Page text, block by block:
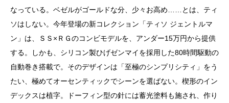
なっている。ベゼルがゴールドな分、少々お高め……とは、ティ
ソはしない。今年登場の新コレクション「ティソ ジェントルマ
ン」は、ＳＳ×ＲＧのコンビモデルを、アンダー15万円から提供
する。しかも、シリコン製ひげゼンマイを採用した80時間駆動の
自動巻き搭載で。そのデザインは「至極のシンプリシティ」をう
たい、極めてオーセンティックでシーンを選ばない。楔形のイン
デックスは植字。ドーフィン型の針には蓄光塗料も施され、作り